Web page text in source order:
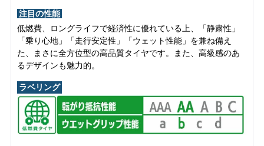
注目の性能
低燃費、ロングライフで経済性に優れている上、「静粛性」
「乗り心地」「走行安定性」「ウェット性能」を兼ね備え
た、まさに全方位型の高品質タイヤです。また、高級感のあ
るデザインも魅力的。
ラベリング